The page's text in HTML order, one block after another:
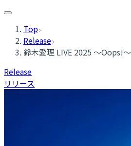
Top
Release
鈴木愛理 LIVE 2025 ～Oops!～
Release
リリース